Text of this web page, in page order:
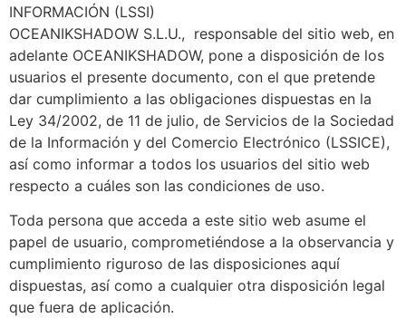
INFORMACIÓN (LSSI)
OCEANIKSHADOW S.L.U., responsable del sitio web, en
adelante OCEANIKSHADOW, pone a disposición de los
usuarios el presente documento, con el que pretende
dar cumplimiento a las obligaciones dispuestas en la
Ley 34/2002, de 11 de julio, de Servicios de la Sociedad
de la Información y del Comercio Electrónico (LSSICE),
así como informar a todos los usuarios del sitio web
respecto a cuáles son las condiciones de uso.
Toda persona que acceda a este sitio web asume el
papel de usuario, comprometiéndose a la observancia y
cumplimiento riguroso de las disposiciones aquí
dispuestas, así como a cualquier otra disposición legal
que fuera de aplicación.